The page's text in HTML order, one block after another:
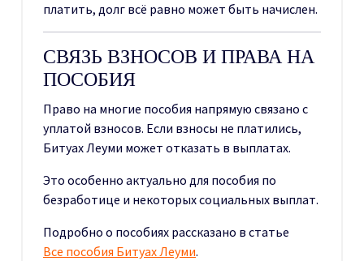
платить, долг всё равно может быть начислен.
СВЯЗЬ ВЗНОСОВ И ПРАВА НА
ПОСОБИЯ
Право на многие пособия напрямую связано с
уплатой взносов. Если взносы не платились,
Битуах Леуми может отказать в выплатах.
Это особенно актуально для пособия по
безработице и некоторых социальных выплат.
Подробно о пособиях рассказано в статье
Все пособия Битуах Леуми.